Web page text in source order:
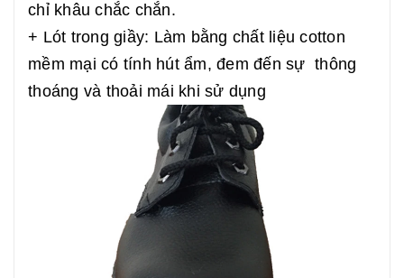
chỉ khâu chắc chắn.
+ Lót trong giầy: Làm bằng chất liệu cotton
mềm mại có tính hút ẩm, đem đến sự thông
thoáng và thoải mái khi sử dụng